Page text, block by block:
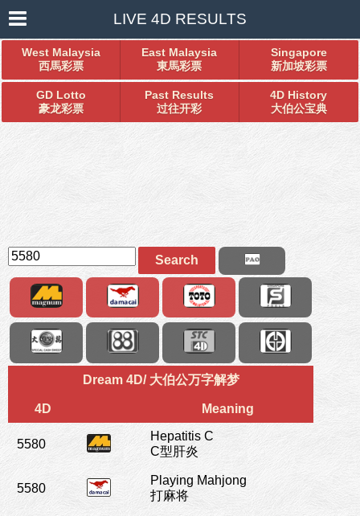
LIVE 4D RESULTS
West Malaysia
西馬彩票
East Malaysia
東馬彩票
Singapore
新加坡彩票
GD Lotto
豪龙彩票
Past Results
过往开彩
4D History
大伯公宝典
Search
Dream 4D/ 大伯公万字解梦
4D Meaning
5580
Hepatitis C
C型肝炎
5580
Playing Mahjong
打麻将